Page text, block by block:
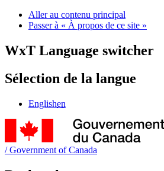
Aller au contenu principal
Passer à « À propos de ce site »
WxT Language switcher
Sélection de la langue
Englishen
/Government of Canada